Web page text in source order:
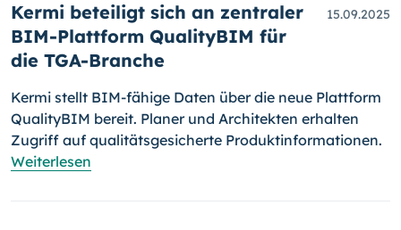
Kermi beteiligt sich an zentraler
BIM-Plattform QualityBIM für
die TGA-Branche
15.09.2025
Kermi stellt BIM-fähige Daten über die neue Plattform
QualityBIM bereit. Planer und Architekten erhalten
Zugriff auf qualitätsgesicherte Produktinformationen.
Weiterlesen